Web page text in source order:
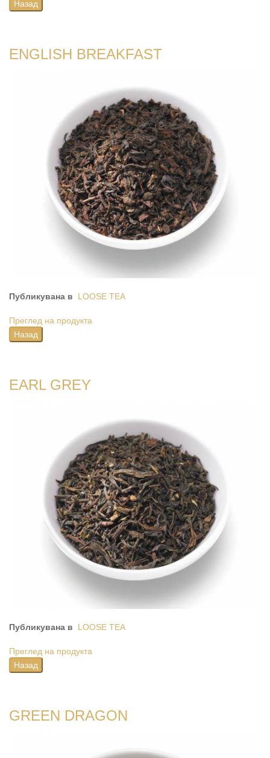
ENGLISH BREAKFAST
Публикувана в LOOSE TEA
Преглед на продукта
EARL GREY
Публикувана в LOOSE TEA
Преглед на продукта
GREEN DRAGON